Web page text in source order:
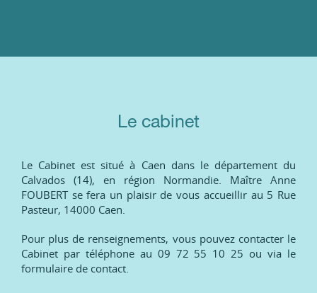
Le cabinet
Le Cabinet est situé à Caen dans le département du
Calvados (14), en région Normandie. Maître Anne
FOUBERT se fera un plaisir de vous accueillir au 5 Rue
Pasteur, 14000 Caen.
Pour plus de renseignements, vous pouvez contacter le
Cabinet par téléphone au 09 72 55 10 25 ou via le
formulaire de contact.